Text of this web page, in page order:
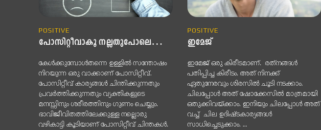
POSITIVE
പോസിറ്റീവാകൂ നല്ലതുപോലെ…
കേൾക്കുമ്പോൾതന്നെ ഉള്ളിൽ സന്തോഷം
നിറയുന്ന ഒരു വാക്കാണ് പോസിറ്റീവ്.
പോസിറ്റീവ് കാര്യങ്ങൾ ചിന്തിക്കുന്നതും
പ്രവർത്തിക്കുന്നതും വ്യക്തികളുടെ
മനസ്സിനും ശരീരത്തിനും ഗുണം ചെയ്യും.
ഭാവിജീവിതത്തിലേക്കുള്ള നല്ലൊരു
വഴികാട്ടി കൂടിയാണ് പോസിറ്റീവ് ചിന്തകൾ.
POSITIVE
ഇമേജ്
ഇമേജ് ഒരു കിരീടമാണ്. രത്‌നങ്ങള്‍
പതിപ്പിച്ച കിരീടം. അത് നിനക്ക്
ഏതുനേരവും ശിരസില്‍ ചൂടി നടക്കാം.
ചിലപ്പോള്‍ അത് ഷോക്കേസില്‍ മാത്രമായി
ഒതുക്കിവയ്ക്കാം. ഇനിയും ചിലപ്പോള്‍ അത്
വച്ച് ചില ഉദിഷ്ടകാര്യങ്ങള്‍
സാധിച്ചെടുക്കാം. ...